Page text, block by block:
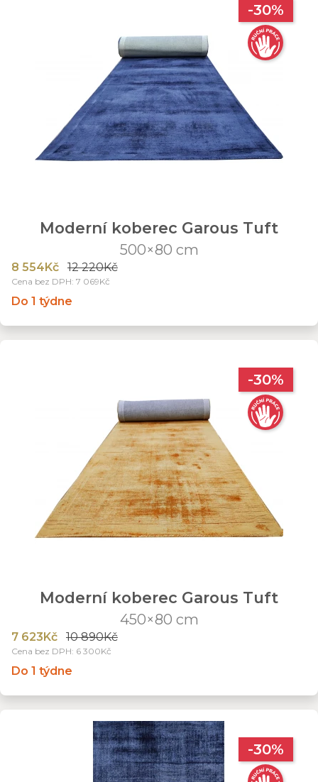
-30%
Moderní koberec Garous Tuft
500×80 cm
8 554Kč 12 220Kč
Cena bez DPH: 7 069Kč
Do 1 týdne
-30%
Moderní koberec Garous Tuft
450×80 cm
7 623Kč 10 890Kč
Cena bez DPH: 6 300Kč
Do 1 týdne
-30%